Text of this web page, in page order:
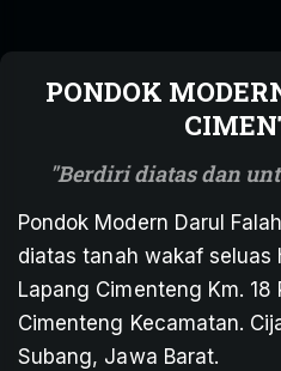
PONDOK
Berdiri diatas dan
Pondok Modern Darul
diatas tanah wakaf seluas
Lapang Cimenteng Km. 18
Cimenteng Kecamatan.
Subang, Jawa Barat.